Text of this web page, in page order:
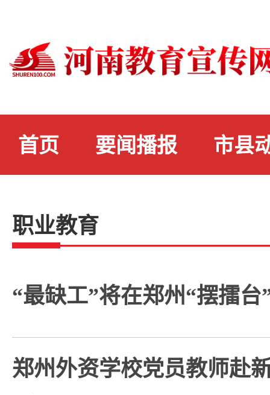
首页 要闻播报 市县
职业教育
“最缺工”将在郑州“摆擂台
郑州外资学校党员教师赴